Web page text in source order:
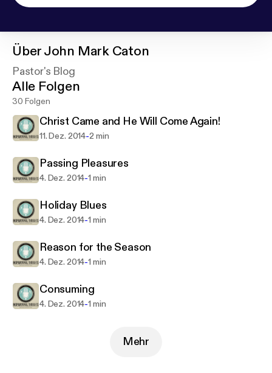
ÜberJohn Mark Caton
Pastor's Blog
Alle Folgen
30 Folgen
Christ Came and He Will Come Again!
11. Dez. 2014-2 min
Passing Pleasures
4. Dez. 2014-1 min
Holiday Blues
4. Dez. 2014-1 min
Reason for the Season
4. Dez. 2014-1 min
Consuming
4. Dez. 2014-1 min
Mehr